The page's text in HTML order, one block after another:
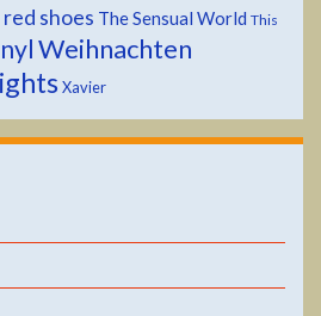
shoes The Sensual World This
Weihnachten
Xavier